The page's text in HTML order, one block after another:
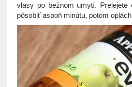
vlasy po bežnom umytí. Prelejete
pôsobiť aspoň minútu, potom